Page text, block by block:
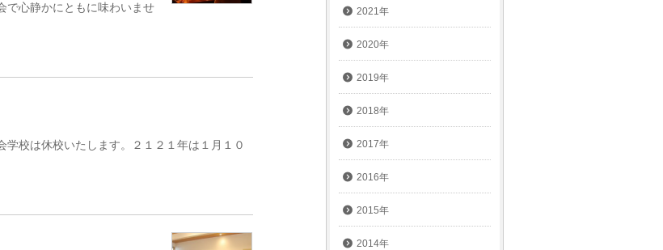
で心静かにともに味わいませ
校は休校いたします。２１２１年は１月１０
2021年
2020年
2019年
2018年
2017年
2016年
2015年
2014年